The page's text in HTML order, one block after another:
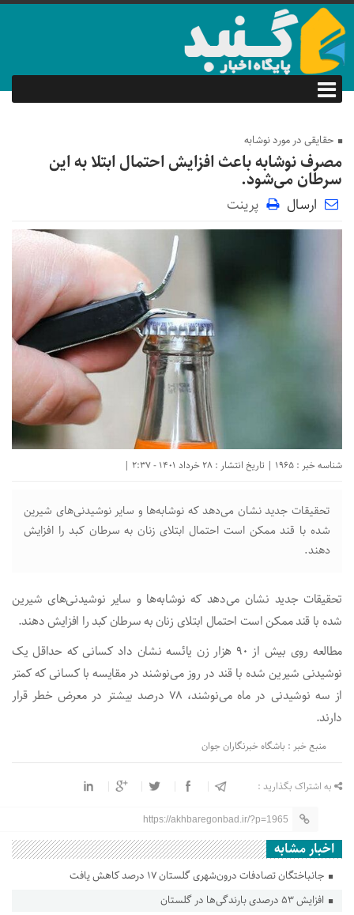
حقایقی در مورد نوشابه
مصرف نوشابه باعث افزایش احتمال ابتلا به این
سرطان می‌شود.
ارسال پرینت
شناسه خبر : 1965 | تاریخ انتشار : 28 خرداد 1401 - 2:37 |
تحقیقات جدید نشان می‌دهد که نوشابه‌ها و سایر نوشیدنی‌های شیرین
شده با قند ممکن است احتمال ابتلای زنان به سرطان کبد را افزایش
دهند.
تحقیقات جدید نشان می‌دهد که نوشابه‌ها و سایر نوشیدنی‌های شیرین
شده با قند ممکن است احتمال ابتلای زنان به سرطان کبد را افزایش دهند.
مطالعه روی بیش از ۹۰ هزار زن یائسه نشان داد کسانی که حداقل یک
نوشیدنی شیرین شده با قند در روز می‌نوشند در مقایسه با کسانی که کمتر
از سه نوشیدنی در ماه می‌نوشند، ۷۸ درصد بیشتر در معرض خطر قرار
دارند.
منبع خبر : باشگاه خبرنگاران جوان
به اشتراک بگذارید :
https://akhbaregonbad.ir/?p=1965
اخبار مشابه
جانباختگان تصادفات درون‌شهری گلستان ۱۷ درصد کاهش یافت
افزایش ۵۳ درصدی بارندگی‌ها در گلستان